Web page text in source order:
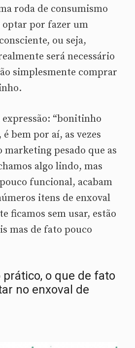
roda de consumismo
optar por fazer um
ou seja,
será necessário
simplesmente comprar
expressão: “bonitinho
bem por aí, as vezes
marketing pesado que as
algo lindo, mas
funcional, acabam
itens de enxoval
ficamos sem usar, estão
mas de fato pouco
prático, o que de fato
no enxoval de